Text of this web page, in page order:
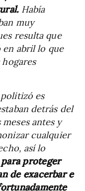
Había
muy
resulta que
en abril lo que
es
detrás del
antes y
cualquier
así lo
proteger
de exacerbar e